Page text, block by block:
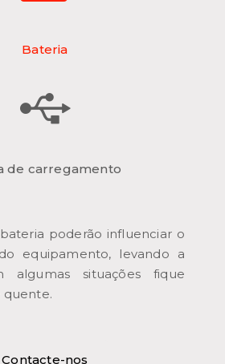
Bateria
de carregamento
poderão influenciar o
equipamento, levando a
situações fique
Contacte-nos